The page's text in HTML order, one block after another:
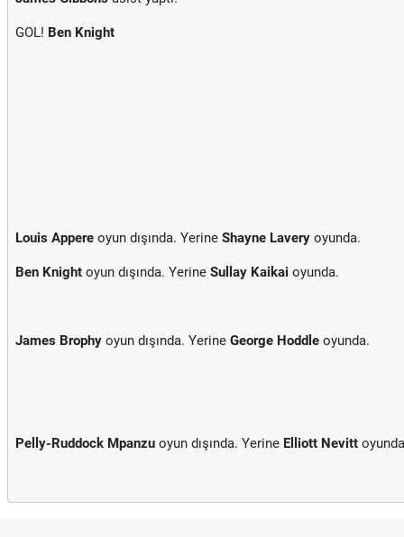
GOL! Ben Knight
Louis Appere oyun dışında. Yerine Shayne Lavery oyunda.
Ben Knight oyun dışında. Yerine Sullay Kaikai oyunda.
James Brophy oyun dışında. Yerine George Hoddle oyunda.
Pelly-Ruddock Mpanzu oyun dışında. Yerine Elliott Nevitt